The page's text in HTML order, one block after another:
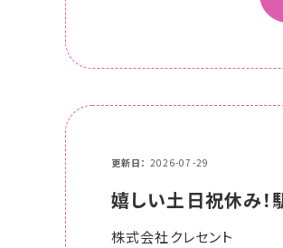
更新日 2026-07-29
嬉しい土日祝休み
株式会社クレセント